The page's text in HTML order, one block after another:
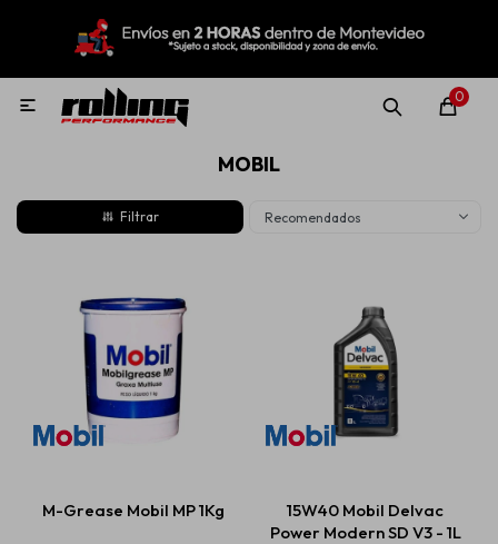
0

MOBIL
Recomendados
M-Grease Mobil MP 1Kg
15W40 Mobil Delvac
Power Modern SD V3 - 1L
MI CUENTA
Nuevo! Rolling Repuestos
Lubricantes
Aditivos